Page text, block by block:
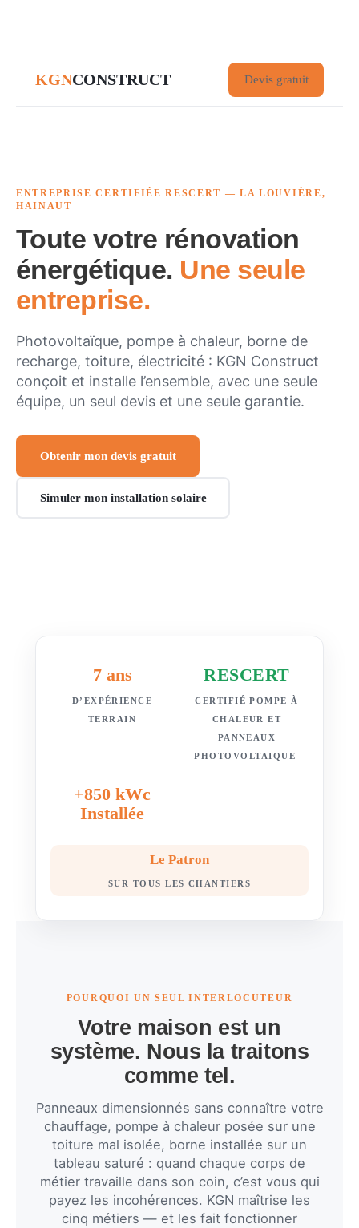
KGNCONSTRUCT Devis gratuit
ENTREPRISE CERTIFIÉE RESCERT — LA LOUVIÈRE,
HAINAUT
Toute votre rénovation
énergétique. Une seule
entreprise.
Photovoltaïque, pompe à chaleur, borne de
recharge, toiture, électricité : KGN Construct
conçoit et installe l’ensemble, avec une seule
équipe, un seul devis et une seule garantie.
Obtenir mon devis gratuit
Simuler mon installation solaire
7 ans
D’EXPÉRIENCE
TERRAIN
RESCERT
CERTIFIÉ POMPE À
CHALEUR ET
PANNEAUX
PHOTOVOLTAIQUE
+850 kWc
Installée
Le Patron
SUR TOUS LES CHANTIERS
POURQUOI UN SEUL INTERLOCUTEUR
Votre maison est un
système. Nous la traitons
comme tel.
Panneaux dimensionnés sans connaître votre
chauffage, pompe à chaleur posée sur une
toiture mal isolée, borne installée sur un
tableau saturé : quand chaque corps de
métier travaille dans son coin, c’est vous qui
payez les incohérences. KGN maîtrise les
cinq métiers — et les fait fonctionner